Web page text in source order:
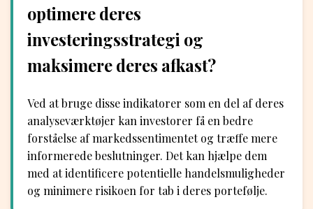
optimere deres
investeringsstrategi og
maksimere deres afkast?
Ved at bruge disse indikatorer som en del af deres
analyseværktøjer kan investorer få en bedre
forståelse af markedssentimentet og træffe mere
informerede beslutninger. Det kan hjælpe dem
med at identificere potentielle handelsmuligheder
og minimere risikoen for tab i deres portefølje.